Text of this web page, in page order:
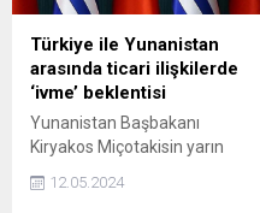
yaptı.
Türkiye ile Yunanistan
arasında ticari ilişkilerde
‘ivme’ beklentisi
Yunanistan Başbakanı
Kiryakos Miçotakisin yarın
Türkiye ziyaretinde ikili
12.05.2024